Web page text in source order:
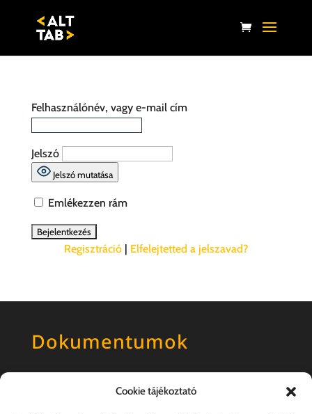
Cookie tájékoztató
Felhasználónév, vagy e-mail cím
Jelszó
Jelszó mutatása
Emlékezzen rám
Regisztráció| Elfelejtetted a jelszavad?
Dokumentumok
Általános szerződési feltételek